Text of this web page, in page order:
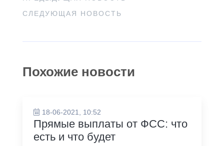
СЛЕДУЮЩАЯ НОВОСТЬ
Похожие новости
18-06-2021, 10:52
Прямые выплаты от ФСС: что
есть и что будет